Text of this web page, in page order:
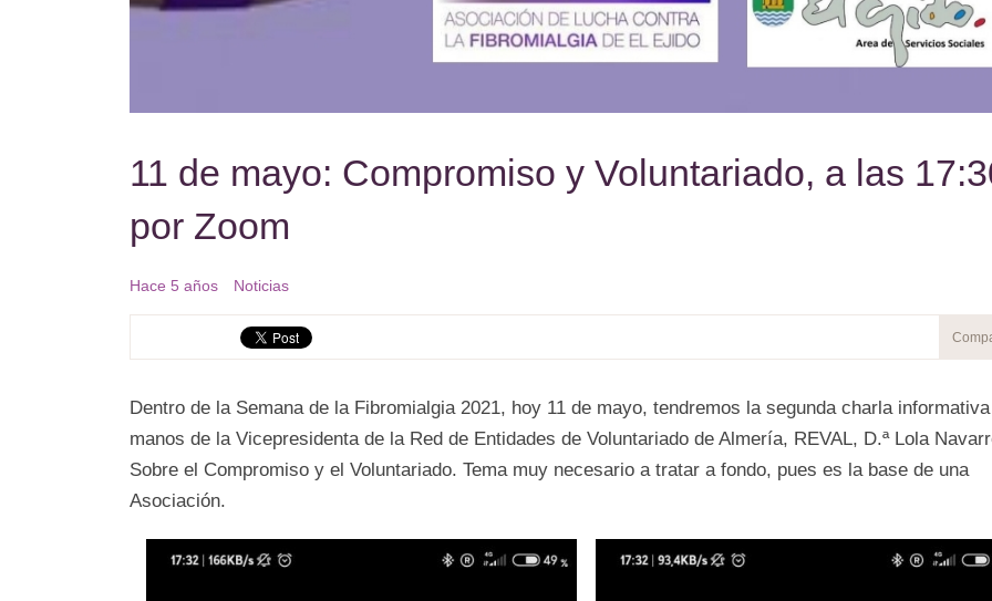
11 de mayo: Compromiso y Voluntariado, a las
por Zoom
Hace 5 años Noticias
Dentro de la Semana de la Fibromialgia 2021, hoy 11 de mayo, tendremos la segunda charla
manos de la Vicepresidenta de la Red de Entidades de Voluntariado de Almería, REVAL, D.ª Lola
Sobre el Compromiso y el Voluntariado. Tema muy necesario a tratar a fondo, pues es la base de una
Asociación.